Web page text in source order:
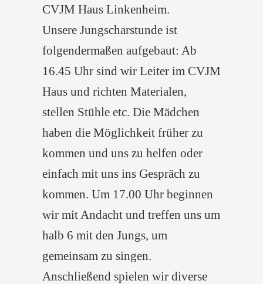
CVJM Haus Linkenheim.
Unsere Jungscharstunde ist
folgendermaßen aufgebaut: Ab
16.45 Uhr sind wir Leiter im CVJM
Haus und richten Materialen,
stellen Stühle etc. Die Mädchen
haben die Möglichkeit früher zu
kommen und uns zu helfen oder
einfach mit uns ins Gespräch zu
kommen. Um 17.00 Uhr beginnen
wir mit Andacht und treffen uns um
halb 6 mit den Jungs, um
gemeinsam zu singen.
Anschließend spielen wir diverse